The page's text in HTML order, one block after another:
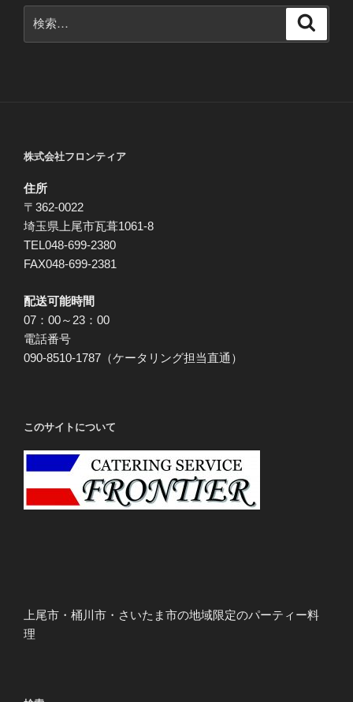
索:
株式会社フロンティア
住所
〒362-0022
埼玉県上尾市瓦葺1061-8
TEL048-699-2380
FAX048-699-2381
配送可能時間
07：00～23：00
電話番号
090-8510-1787（ケータリング担当直通）
このサイトについて
上尾市・桶川市・さいたま市の地域限定のパーティー料
理